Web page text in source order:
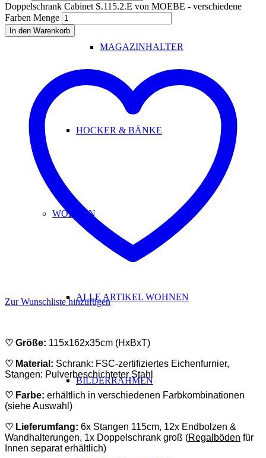
MAGAZINHALTER
HOCKER & BÄNKE
WOHNEN
ALLE ARTIKEL WOHNEN
BILDERRAHMEN
Doppelschrank Cabinet S.115.2.E von MOEBE - verschiedene
Farben Menge
In den Warenkorb
Zur Wunschliste hinzufügen
♡ Größe: 115x162x35cm (HxBxT)
♡ Material: Schrank: FSC-zertifiziertes Eichenfurnier,
Stangen: Pulverbeschichteter Stahl
♡ Farbe: erhältlich in verschiedenen Farbkombinationen
(siehe Auswahl)
♡ Lieferumfang: 6x Stangen 115cm, 12x Endbolzen &
Wandhalterungen, 1x Doppelschrank groß (Regalböden für
Innen separat erhältlich)